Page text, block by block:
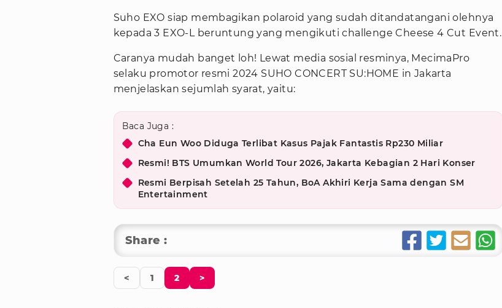
Suho EXO siap membagikan polaroid yang sudah ditandatangani olehnya
kepada 3 EXO-L beruntung yang mengikuti challenge Cheese 4 Cut Event.
Caranya mudah banget loh! Lewat media sosial resminya, MecimaPro
selaku promotor resmi 2024 SUHO CONCERT SU:HOME in Jakarta
menjelaskan sejumlah syarat, yaitu:
Baca Juga :
Cha Eun Woo Diduga Terlibat Kasus Pajak Fantastis Rp230 Miliar
Resmi! BTS Umumkan World Tour 2026, Jakarta Kebagian 2 Hari Konser
Resmi Berpisah Setelah 25 Tahun, BoA Akhiri Kerja Sama dengan SM
Entertainment
Share :
< 1 2 >